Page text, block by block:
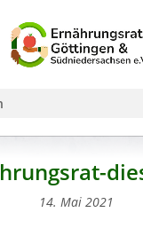
14. Mai 2021